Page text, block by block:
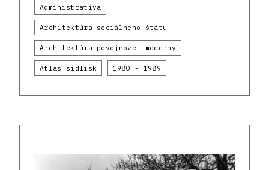
Administratíva
Architektúra sociálneho štátu
Architektúra povojnovej moderny
Atlas sídlisk 1980 - 1989